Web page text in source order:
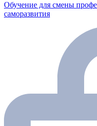
Обучение для смены
саморазвития